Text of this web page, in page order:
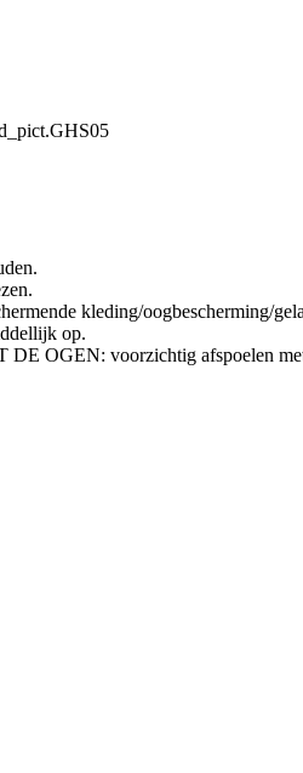
kleding/oogbescherming/
op.
OGEN: voorzichtig afspoelen